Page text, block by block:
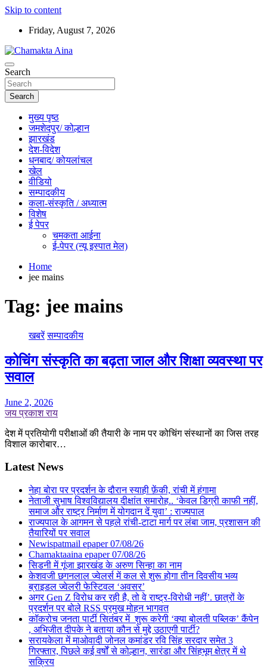
Skip to content
Friday, August 7, 2026
Chamakta Aina
Hindi News Paper – Jharkhand
Search
Search
मुख्य पृष्ठ
जमशेदपुर/ कोल्हान
झारखंड
देश-विदेश
धनबाद/ कोयलांचल
खेल
वीडियो
सम्पादकीय
कला-संस्कृति / अध्यात्म
विशेष
ई पेपर
चमकता आईना
ई-पेपर (न्यू इस्पात मेल)
Home
jee mains
Tag: jee mains
खबरें सम्पादकीय
कोचिंग संस्कृति का बढ़ता जाल और शिक्षा व्यवस्था पर
सवाल
June 2, 2026
जय प्रकाश राय
देश में प्रतियोगी परीक्षाओं की तैयारी के नाम पर कोचिंग संस्थानों का जिस तरह
विशाल कारोबार…
Latest News
नेहा बोरा पर प्रदर्शन के दौरान स्याही फ़ेंकी, रांची में हंगामा
नेताजी सुभाष विश्वविद्यालय दीक्षांत समारोह.. ‘केवल डिग्री काफी नहीं,
समाज और राष्ट्र निर्माण में योगदान दें युवा’ : राज्यपाल
राज्यपाल के आगमन से पहले रांची-टाटा मार्ग पर लंबा जाम, प्रशासन की
तैयारियों पर सवाल
Newispatmail epaper 07/08/26
Chamaktaaina epaper 07/08/26
सिडनी में गूंजा झारखंड के अरुण सिन्हा का नाम
केशवजी छगनलाल ज्वेलर्स में कल से शुरू होगा तीन दिवसीय भव्य
ब्राइडल ज्वेलरी फेस्टिवल ‘अवसर’
अगर Gen Z विरोध कर रही है, तो वे राष्ट्र-विरोधी नहीं’. छात्रों के
प्रदर्शन पर बोले RSS प्रमुख मोहन भागवत
कॉकरोच जनता पार्टी सितंबर में शुरू करेगी ‘क्या बोलती पब्लिक’ कैंपेन
, अभिजीत दीपके ने बताया कौन से मुद्दे उठाएगी पार्टी?
सरायकेला में माओवादी जोनल कमांडर रवि सिंह सरदार समेत 3
गिरफ्तार, पिछले कई वर्षों से कोल्हान, सारंडा और सिंहभूम क्षेत्र में थे
सक्रिय